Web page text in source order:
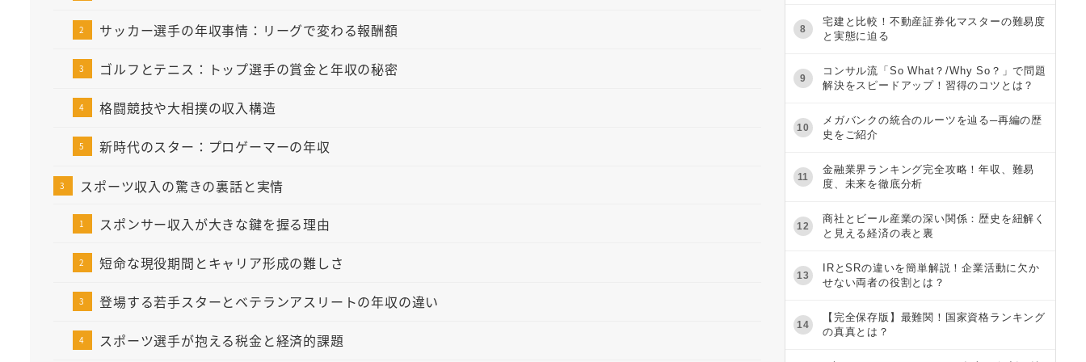
サッカー選手の年収事情：リーグで変わる報酬額
ゴルフとテニス：トップ選手の賞金と年収の秘密
格闘競技や大相撲の収入構造
新時代のスター：プロゲーマーの年収
スポーツ収入の驚きの裏話と実情
スポンサー収入が大きな鍵を握る理由
短命な現役期間とキャリア形成の難しさ
登場する若手スターとベテランアスリートの年収の違い
スポーツ選手が抱える税金と経済的課題
8
宅建と比較！不動産証券化マスターの難易度
と実態に迫る
9
コンサル流「So What？/Why So？」で問題
解決をスピードアップ！習得のコツとは？
10
メガバンクの統合のルーツを辿る─再編の歴
史をご紹介
11
金融業界ランキング完全攻略！年収、難易
度、未来を徹底分析
12
商社とビール産業の深い関係：歴史を紐解く
と見える経済の表と裏
13
IRとSRの違いを簡単解説！企業活動に欠か
せない両者の役割とは？
14
【完全保存版】最難関！国家資格ランキング
の真真とは？